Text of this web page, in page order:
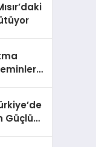
Güçlü